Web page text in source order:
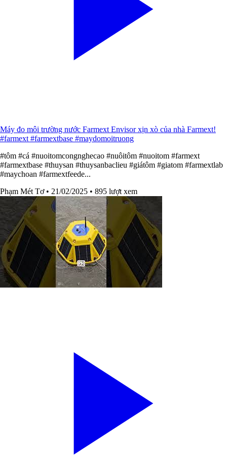
Máy đo môi trường nước Farmext Envisor xịn xò của nhà Farmext!
#farmext #farmextbase #maydomoitruong
#tôm #cá #nuoitomcongnghecao #nuôitôm #nuoitom #farmext
#farmextbase #thuysan #thuysanbaclieu #giátôm #giatom #farmextlab
#maychoan #farmextfeede...
Phạm Mét Tơ • 21/02/2025 • 895 lượt xem